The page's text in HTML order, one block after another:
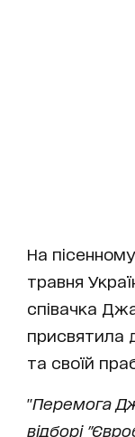
На
травня
співачка
присвятила
та своїй
"Перемога
відборі